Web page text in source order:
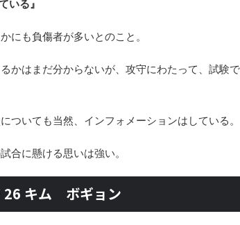
いる』
にも負傷者が多いとのこと。
かはまだ分からないが、攻守にわたって、試験
ついても当然、インフォメーションはしている。
合に懸ける思いは強い。
キム ボギョン